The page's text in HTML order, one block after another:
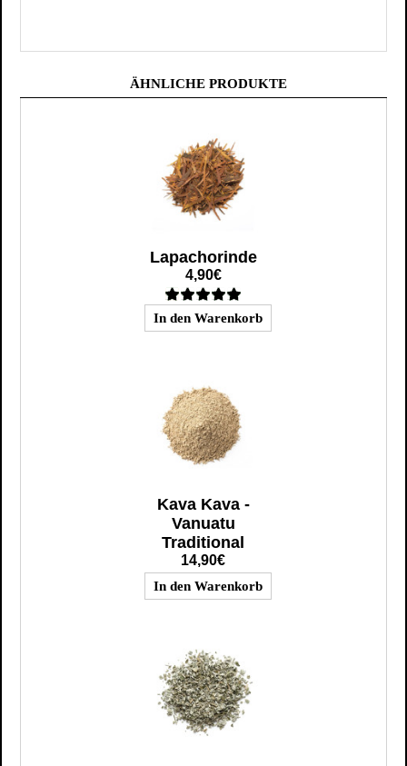
ÄHNLICHE PRODUKTE
Lapachorinde
4,90€
Kava Kava -
Vanuatu
Traditional
14,90€